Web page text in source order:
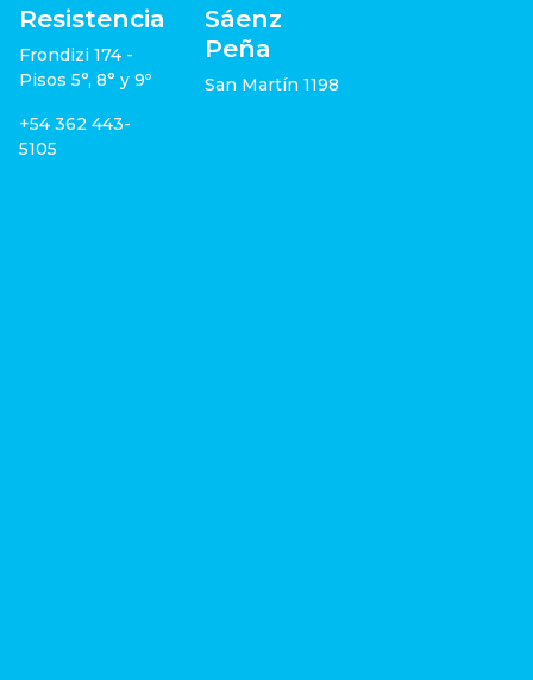
Resistencia
Frondizi 174 -
Pisos 5°, 8° y 9º
+54 362 443-
5105
Sáenz
Peña
San Martín 1198